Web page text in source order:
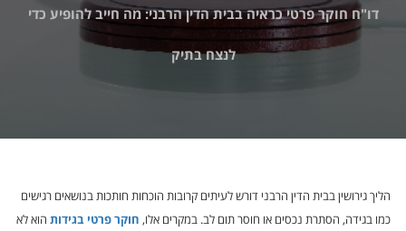
דו"ח חוקר פרטי כראיה בבית הדין הרבני: מה חייב להופיע כדי
לנצח בתיק
הליך גירושין בבית הדין הרבני דורש לעיתים קרובות הוכחות חותכות בנושאים רגישים
כמו בגידה, הסתרת נכסים או חוסר תום לב. במקרים אלו, חוקר פרטי בגידות הוא לא